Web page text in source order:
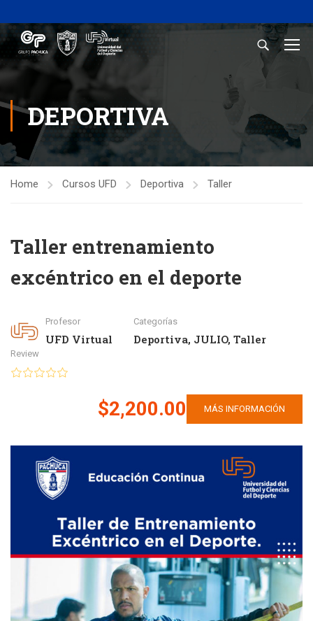
DEPORTIVA
Home Cursos UFD Deportiva Taller
Taller entrenamiento
excéntrico en el deporte
Profesor
UFD Virtual
Categorías
Deportiva, JULIO, Taller
Review
$2,200.00 MÁS INFORMACIÓN